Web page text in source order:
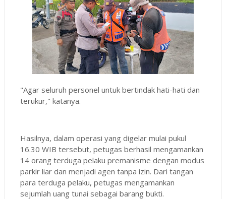
"Agar seluruh personel untuk bertindak hati-hati dan
terukur," katanya.
Hasilnya, dalam operasi yang digelar mulai pukul
16.30 WIB tersebut, petugas berhasil mengamankan
14 orang terduga pelaku premanisme dengan modus
parkir liar dan menjadi agen tanpa izin. Dari tangan
para terduga pelaku, petugas mengamankan
sejumlah uang tunai sebagai barang bukti.